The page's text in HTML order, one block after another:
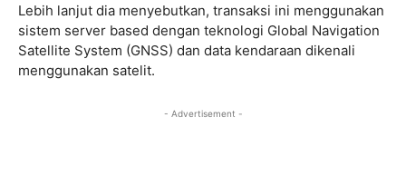
Lebih lanjut dia menyebutkan, transaksi ini menggunakan
sistem server based dengan teknologi Global Navigation
Satellite System (GNSS) dan data kendaraan dikenali
menggunakan satelit.
- Advertisement -